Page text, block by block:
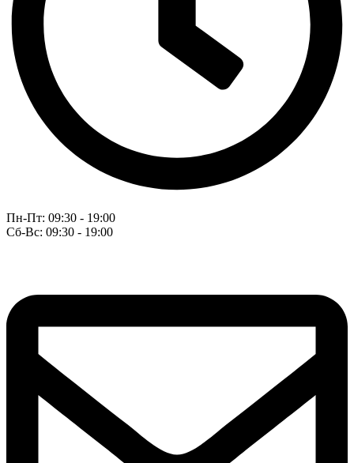
Пн-Пт: 09:30 - 19:00
Сб-Вс: 09:30 - 19:00